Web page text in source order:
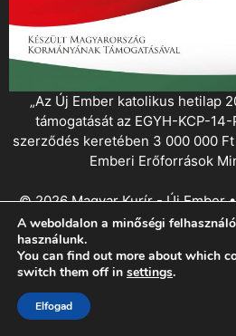
„Az Új Ember katolikus hetilap
támogatását az EGYH-KCP-
szerződés keretében 3 000 000
Emberi Erőforrások
© 2026 Magyar Kurír - Új Ember
A weboldalon a minőségi
használunk.
You can find out more about which
switch them off in settings.
Elfogad